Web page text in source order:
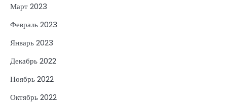
Март 2023
Февраль 2023
Январь 2023
Декабрь 2022
Ноябрь 2022
Октябрь 2022